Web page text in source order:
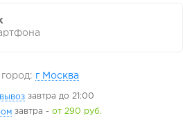
г Москва
завтра до 21:00
завтра - от 290 руб.